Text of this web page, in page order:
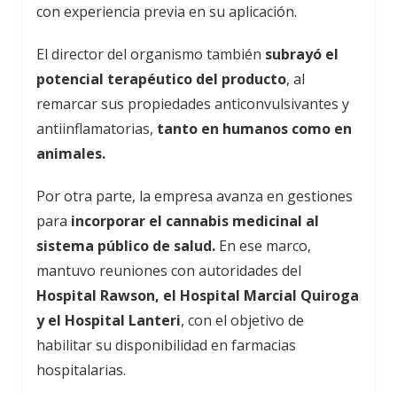
con experiencia previa en su aplicación.
El director del organismo también subrayó el
potencial terapéutico del producto, al
remarcar sus propiedades anticonvulsivantes y
antiinflamatorias, tanto en humanos como en
animales.
Por otra parte, la empresa avanza en gestiones
para incorporar el cannabis medicinal al
sistema público de salud. En ese marco,
mantuvo reuniones con autoridades del
Hospital Rawson, el Hospital Marcial Quiroga
y el Hospital Lanteri, con el objetivo de
habilitar su disponibilidad en farmacias
hospitalarias.